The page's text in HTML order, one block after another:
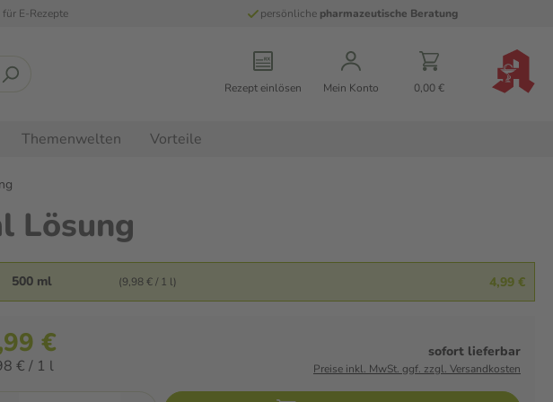
E-Rezepte persönliche pharmazeutische Beratung
Rezept einlösen Mein Konto 0,00 €
Themenwelten Vorteile
Lösung
500 ml (9,98 € / 1 l) 4,99 €
€
€ / 1 l
sofort lieferbar
Preise inkl. MwSt. ggf. zzgl. Versandkosten